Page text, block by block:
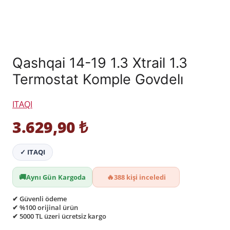
Qashqai 14-19 1.3 Xtrail 1.3
Termostat Komple Govdelı
ITAQI
3.629,90₺
✓ ITAQI
🚚Aynı Gün Kargoda 🔥388 kişi inceledi
✔ Güvenli ödeme
✔ %100 orijinal ürün
✔ 5000 TL üzeri ücretsiz kargo